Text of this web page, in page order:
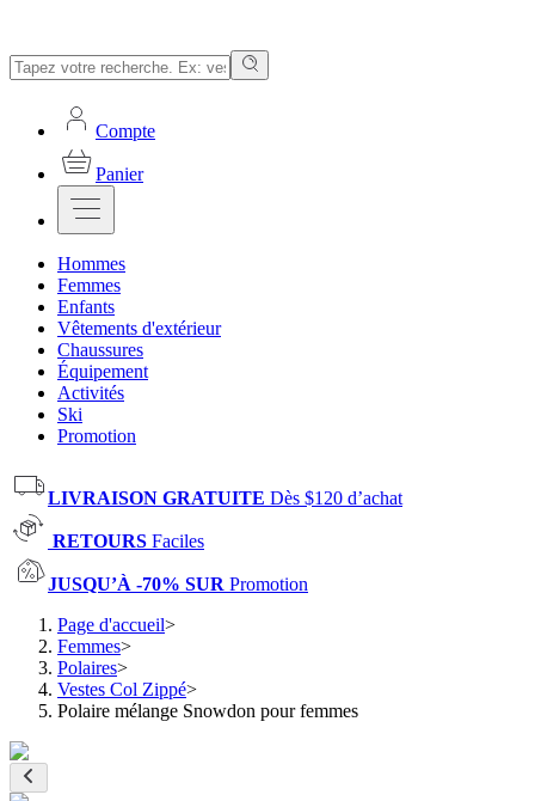
Compte
Panier
Hommes
Femmes
Enfants
Vêtements d'extérieur
Chaussures
Équipement
Activités
Ski
Promotion
LIVRAISON GRATUITE Dès $120 d’achat
RETOURS Faciles
JUSQU’À -70% SUR Promotion
Page d'accueil>
Femmes>
Polaires>
Vestes Col Zippé>
Polaire mélange Snowdon pour femmes